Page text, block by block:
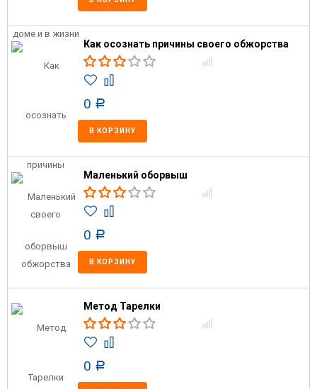
Как осознать причины своего обжорства
0 Р
В КОРЗИНУ
Маленький оборвыш
0 Р
В КОРЗИНУ
Метод Тарелки
0 Р